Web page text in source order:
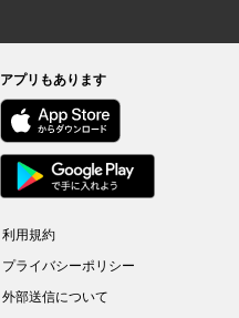
アプリもあります
利用規約
プライバシーポリシー
外部送信について